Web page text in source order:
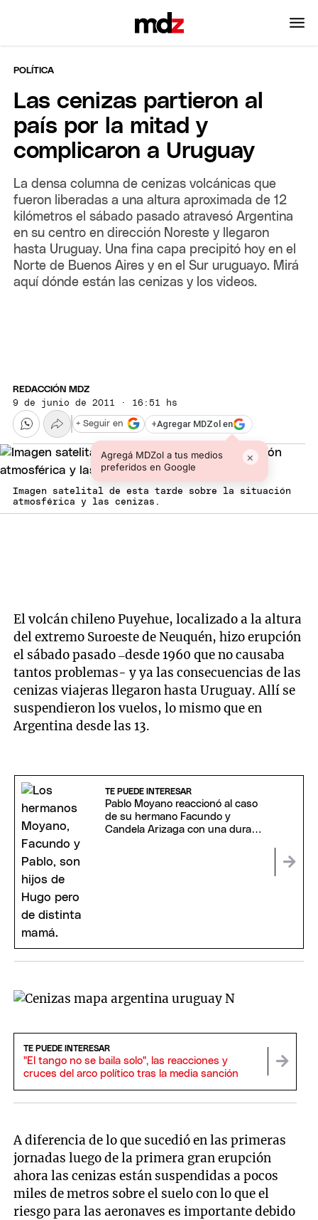
POLÍTICA
Las cenizas partieron al
país por la mitad y
complicaron a Uruguay
La densa columna de cenizas volcánicas que
fueron liberadas a una altura aproximada de 12
kilómetros el sábado pasado atravesó Argentina
en su centro en dirección Noreste y llegaron
hasta Uruguay. Una fina capa precipitó hoy en el
Norte de Buenos Aires y en el Sur uruguayo. Mirá
aquí dónde están las cenizas y los videos.
REDACCIÓN MDZ
9 de junio de 2011 · 16:51 hs
+Agregar MDZol en
Agregá MDZol a tus medios
preferidos en Google
×
+ Seguir en
Imagen satelital de esta tarde sobre la situación
atmosférica y las cenizas.
El volcán chileno Puyehue, localizado a la altura
del extremo Suroeste de Neuquén, hizo erupción
el sábado pasado –desde 1960 que no causaba
tantos problemas- y ya las consecuencias de las
cenizas viajeras llegaron hasta Uruguay. Allí se
suspendieron los vuelos, lo mismo que en
Argentina desde las 13.
TE PUEDE INTERESAR
Pablo Moyano reaccionó al caso
de su hermano Facundo y
Candela Arizaga con una dura
TE PUEDE INTERESAR
"El tango no se baila solo", las reacciones y
cruces del arco político tras la media sanción
A diferencia de lo que sucedió en las primeras
jornadas luego de la primera gran erupción
ahora las cenizas están suspendidas a pocos
miles de metros sobre el suelo con lo que el
riesgo para las aeronaves es importante debido